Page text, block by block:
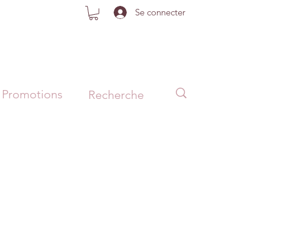
Se connecter
Promotions